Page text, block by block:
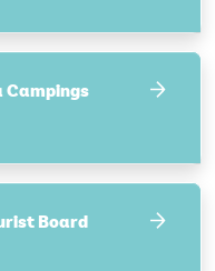
Campings
Board